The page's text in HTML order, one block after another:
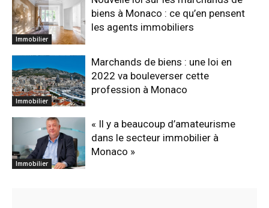
Immobilier
biens à Monaco : ce qu’en pensent
les agents immobiliers
Immobilier
Marchands de biens : une loi en
2022 va bouleverser cette
profession à Monaco
Immobilier
« Il y a beaucoup d’amateurisme
dans le secteur immobilier à
Monaco »